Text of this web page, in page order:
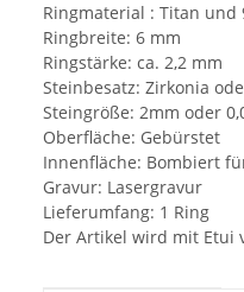
Ringmaterial : Titan und
Ringbreite: 6 mm
Ringstärke: ca. 2,2 mm
Steinbesatz: Zirkonia
Steingröße: 2mm oder
Oberfläche: Gebürstet
Innenfläche: Bombiert
Gravur: Lasergravur
Lieferumfang: 1 Ring
Der Artikel wird mit Etui